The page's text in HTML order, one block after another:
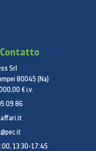
Srl
80045 (Na)
€ i.v.
09 86
13:30-17:45